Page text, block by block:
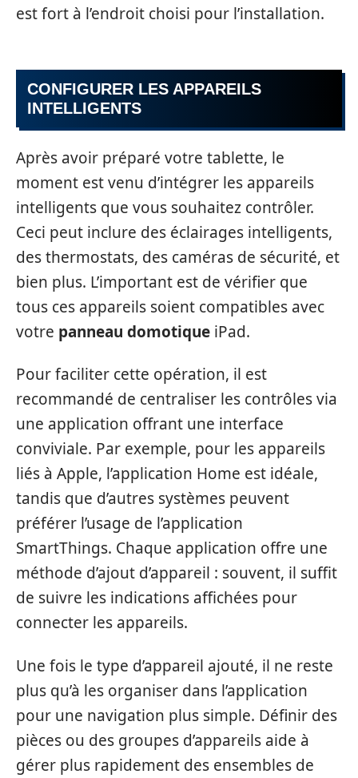
est fort à l’endroit choisi pour l’installation.
CONFIGURER LES APPAREILS
INTELLIGENTS
Après avoir préparé votre tablette, le
moment est venu d’intégrer les appareils
intelligents que vous souhaitez contrôler.
Ceci peut inclure des éclairages intelligents,
des thermostats, des caméras de sécurité, et
bien plus. L’important est de vérifier que
tous ces appareils soient compatibles avec
votre panneau domotique iPad.
Pour faciliter cette opération, il est
recommandé de centraliser les contrôles via
une application offrant une interface
conviviale. Par exemple, pour les appareils
liés à Apple, l’application Home est idéale,
tandis que d’autres systèmes peuvent
préférer l’usage de l’application
SmartThings. Chaque application offre une
méthode d’ajout d’appareil : souvent, il suffit
de suivre les indications affichées pour
connecter les appareils.
Une fois le type d’appareil ajouté, il ne reste
plus qu’à les organiser dans l’application
pour une navigation plus simple. Définir des
pièces ou des groupes d’appareils aide à
gérer plus rapidement des ensembles de